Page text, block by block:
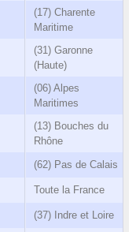
(17) Charente
Maritime
(31) Garonne
(Haute)
(06) Alpes
Maritimes
(13) Bouches du
Rhône
(62) Pas de Calais
Toute la France
(37) Indre et Loire